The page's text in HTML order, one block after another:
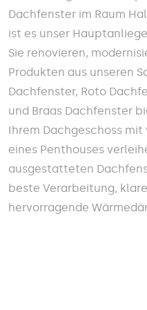
Dachfenster im Raum
ist es unser
Sie renovieren,
Produkten aus unseren
Dachfenster, Roto
und Braas Dachfenster
Ihrem Dachgeschoss
eines Penthouses
ausgestatteten
beste Verarbeitung,
hervorragende